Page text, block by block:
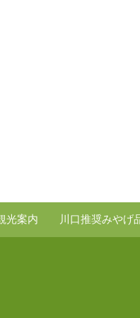
光案内 川口推奨みやげ